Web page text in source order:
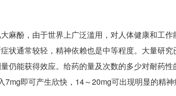
麻酚，由于世界上广泛滥用，对人体健康和工作
状通常较轻，精神依赖也是中等程度。大量研究
仍能获得效应。给药的量及次数的多少对耐药性
即可产生欣快，14～20mg可出现明显的精神